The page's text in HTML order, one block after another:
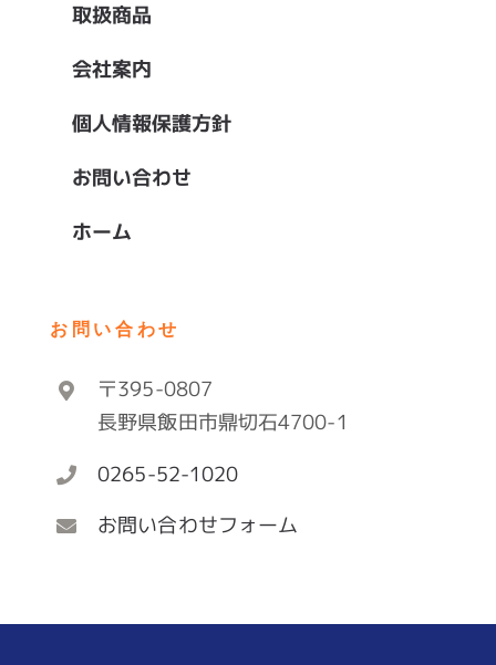
取扱商品
会社案内
個人情報保護方針
お問い合わせ
ホーム
お問い合わせ
〒395-0807
長野県飯田市鼎切石4700-1
0265-52-1020
お問い合わせフォーム